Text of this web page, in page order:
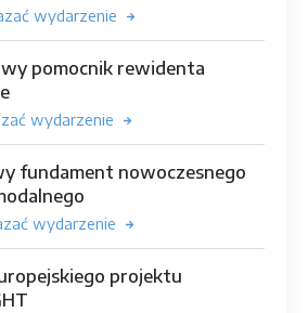
wydarzenie
pomocnik rewidenta
wydarzenie
fundament nowoczesnego
wydarzenie
projektu